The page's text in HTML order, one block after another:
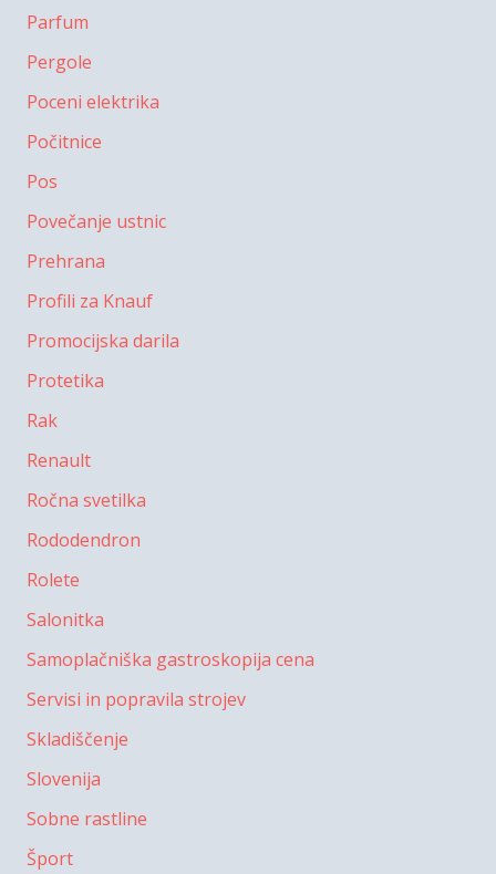
Parfum
Pergole
Poceni elektrika
Počitnice
Pos
Povečanje ustnic
Prehrana
Profili za Knauf
Promocijska darila
Protetika
Rak
Renault
Ročna svetilka
Rododendron
Rolete
Salonitka
Samoplačniška gastroskopija cena
Servisi in popravila strojev
Skladiščenje
Slovenija
Sobne rastline
Šport